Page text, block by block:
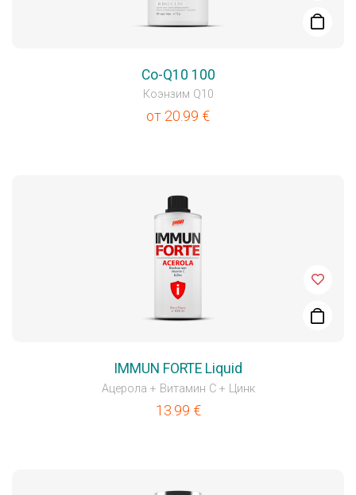
Co-Q10 100
Коэнзим Q10
от 20.99 €
IMMUN FORTE Liquid
Ацерола + Витамин C + Цинк
13.99 €